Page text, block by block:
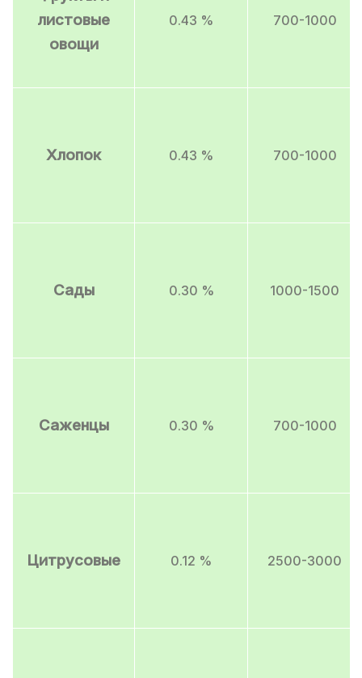
листовые
овощи
0.43 % 700-1000
Хлопок 0.43 % 700-1000
Сады 0.30 % 1000-1500
Саженцы 0.30 % 700-1000
Цитрусовые 0.12 % 2500-3000